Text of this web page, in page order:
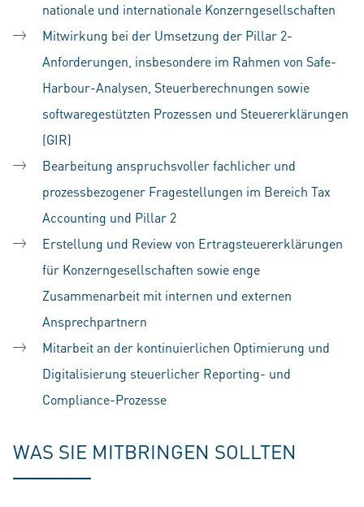
nationale und internationale Konzerngesellschaften
Mitwirkung bei der Umsetzung der Pillar 2-
Anforderungen, insbesondere im Rahmen von Safe-
Harbour-Analysen, Steuerberechnungen sowie
softwaregestützten Prozessen und Steuererklärungen
(GIR)
Bearbeitung anspruchsvoller fachlicher und
prozessbezogener Fragestellungen im Bereich Tax
Accounting und Pillar 2
Erstellung und Review von Ertragsteuererklärungen
für Konzerngesellschaften sowie enge
Zusammenarbeit mit internen und externen
Ansprechpartnern
Mitarbeit an der kontinuierlichen Optimierung und
Digitalisierung steuerlicher Reporting- und
Compliance-Prozesse
WAS SIE MITBRINGEN SOLLTEN